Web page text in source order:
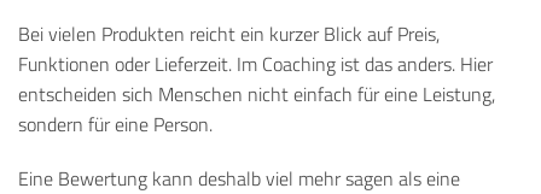
Bei vielen Produkten reicht ein kurzer Blick auf Preis,
Funktionen oder Lieferzeit. Im Coaching ist das anders. Hier
entscheiden sich Menschen nicht einfach für eine Leistung,
sondern für eine Person.
Eine Bewertung kann deshalb viel mehr sagen als eine